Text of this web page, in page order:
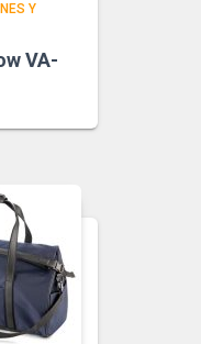
Y
VA-